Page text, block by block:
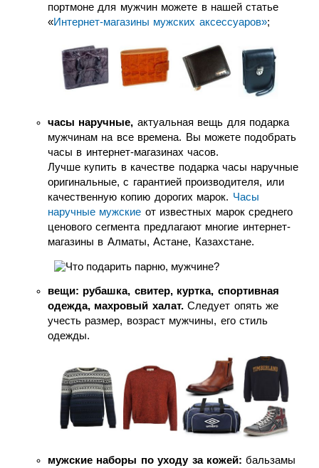
портмоне для мужчин можете в нашей статье
«Интернет-магазины мужских аксессуаров»;
часы наручные, актуальная вещь для подарка
мужчинам на все времена. Вы можете подобрать
часы в интернет-магазинах часов.
Лучше купить в качестве подарка часы наручные
оригинальные, с гарантией производителя, или
качественную копию дорогих марок. Часы
наручные мужские от известных марок среднего
ценового сегмента предлагают многие интернет-
магазины в Алматы, Астане, Казахстане.
вещи: рубашка, свитер, куртка, спортивная
одежда, махровый халат.Следует опять же
учесть размер, возраст мужчины, его стиль
одежды.
мужские наборы по уходу за кожей: бальзамы